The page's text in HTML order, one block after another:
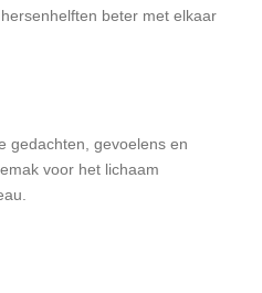
beter met elkaar
gedachten, gevoelens en
voor het lichaam